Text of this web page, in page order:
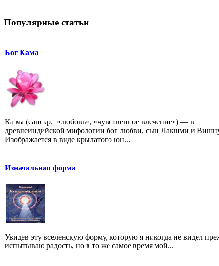
Популярные статьи
Бог Кама
Ка ма (санскр. «любовь», «чувственное влечение») — в
древнеиндийской мифологии бог любви, сын Лакшми и
Изображается в виде крылатого юн...
Изначальная форма
Увидев эту вселенскую форму, которую я никогда не видел
испытываю радость, но в то же самое время мой...